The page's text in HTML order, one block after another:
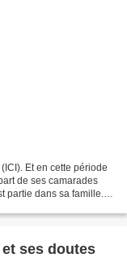
Et en cette période
de ses camarades
partie dans sa famille.
ses doutes